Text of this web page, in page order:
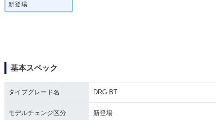
新登場
基本スペック
タイプグレード名 DRG BT
モデルチェンジ区分 新登場